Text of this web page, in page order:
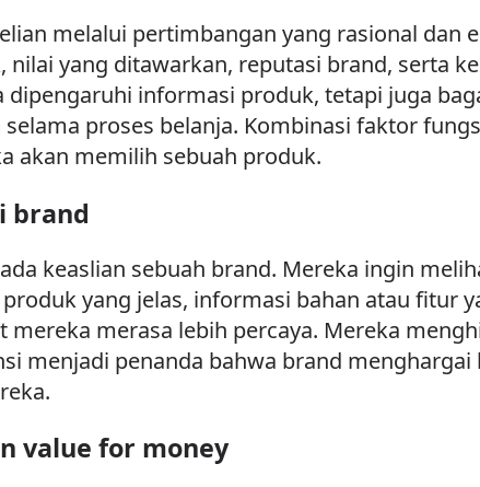
melalui pertimbangan yang rasional dan
yang ditawarkan, reputasi brand, serta
dipengaruhi informasi produk, tetapi juga
proses belanja. Kombinasi faktor
akan memilih sebuah produk.
brand
keaslian sebuah brand. Mereka ingin
yang jelas, informasi bahan atau fitur
merasa lebih percaya. Mereka
menjadi penanda bahwa brand
value for money